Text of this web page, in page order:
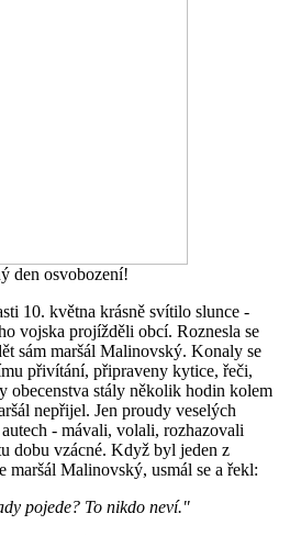
den osvobození!
10. května krásně svítilo slunce -
vojska projížděli obcí. Roznesla se
sám maršál Malinovský. Konaly se
přivítání, připraveny kytice, řeči,
obecenstva stály několik hodin kolem
nepřijel. Jen proudy veselých
- mávali, volali, rozhazovali
dobu vzácné. Když byl jeden z
maršál Malinovský, usmál se a řekl:
pojede? To nikdo neví."